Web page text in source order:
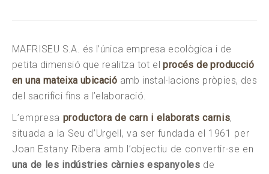
MAFRISEU S.A. és l’única empresa ecològica i de
petita dimensió que realitza tot elprocés de producció
en una mateixa ubicació amb instal·lacions pròpies, des
del sacrifici fins a l’elaboració.
L’empresa productora de carn i elaborats carnis,
situada a la Seu d’Urgell, va ser fundada el 1961 per
Joan Estany Ribera amb l’objectiu de convertir-se en
una de les indústries càrnies espanyoles de